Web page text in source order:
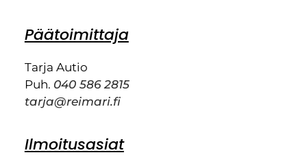
Päätoimittaja
Tarja Autio
Puh. 040 586 2815
tarja@reimari.fi
Ilmoitusasiat